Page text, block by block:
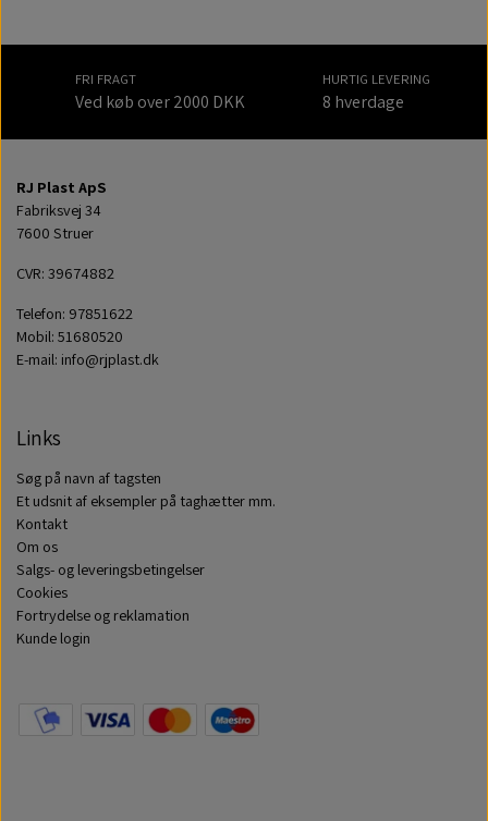
FRI FRAGT
Ved køb over 2000 DKK
HURTIG LEVERING
8 hverdage
RJ Plast ApS
Fabriksvej 34
7600 Struer
CVR: 39674882
Telefon: 97851622
Mobil: 51680520
E-mail: info@rjplast.dk
Links
Søg på navn af tagsten
Et udsnit af eksempler på taghætter mm.
Kontakt
Om os
Salgs- og leveringsbetingelser
Cookies
Fortrydelse og reklamation
Kunde login